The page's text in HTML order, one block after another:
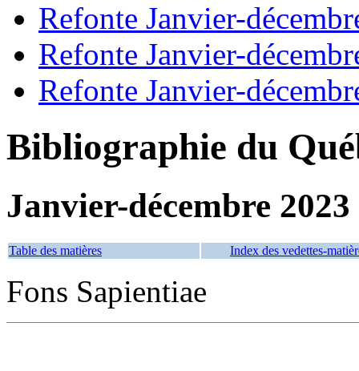
Refonte Janvier-
Refonte Janvier-
Refonte Janvier-
Bibliographie du
Janvier-décembre 2023
Table des matières Index des vedettes-
Fons Sapientiae